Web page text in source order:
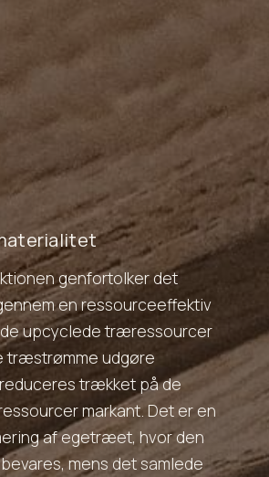
genfortolker det
en ressourceeffektiv
upcyclede træressourcer
træstrømme udgøre
trækket på de
markant. Det er en
af egetræet, hvor den
mens det samlede